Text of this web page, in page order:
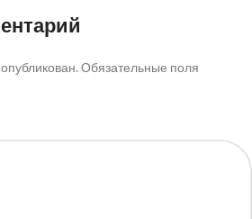
Обязательные поля